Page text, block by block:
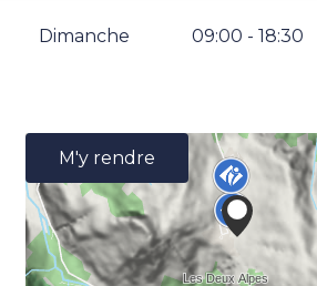
Dimanche 09:00 - 18:30
M'y rendre